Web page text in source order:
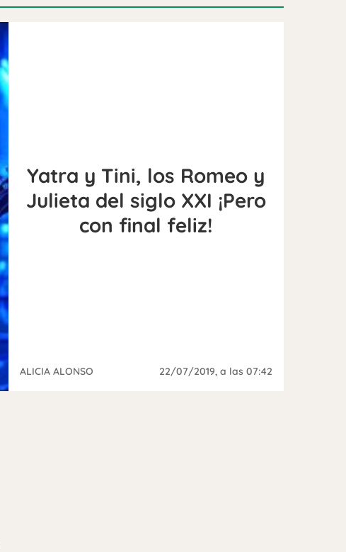
Yatra y Tini, los Romeo y
Julieta del siglo XXI ¡Pero
con final feliz!
ALICIA ALONSO 22/07/2019, a las 07:42